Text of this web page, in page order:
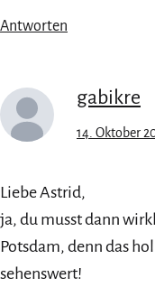
Antworten
gabikre
14. Oktober
Liebe Astrid,
ja, du musst dann
Potsdam, denn das
sehenswert!